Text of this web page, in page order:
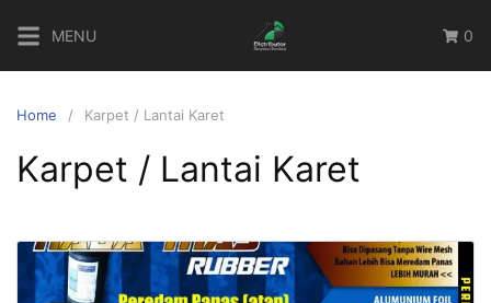
content
MENU 0
Home Karpet / Lantai Karet
Karpet / Lantai Karet